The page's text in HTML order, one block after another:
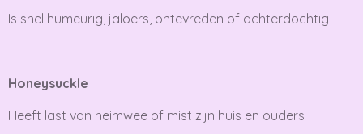
Is snel humeurig, jaloers, ontevreden of achterdochtig
Honeysuckle
Heeft last van heimwee of mist zijn huis en ouders